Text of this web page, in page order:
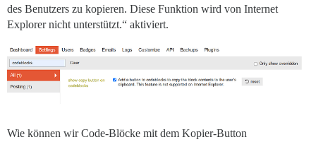
des Benutzers zu kopieren. Diese Funktion wird von Internet
Explorer nicht unterstützt.“ aktiviert.
Wie können wir Code-Blöcke mit dem Kopier-Button